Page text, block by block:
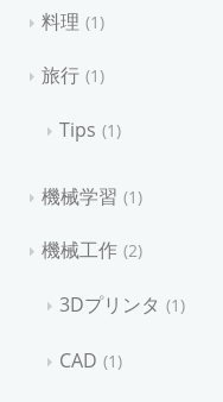
料理 1
旅行 1
Tips 1
機械学習 1
機械工作 2
3Dプリンタ 1
CAD 1